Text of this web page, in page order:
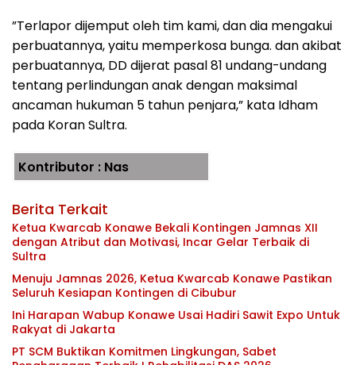
”Terlapor dijemput oleh tim kami, dan dia mengakui
perbuatannya, yaitu memperkosa bunga. dan akibat
perbuatannya, DD dijerat pasal 81 undang-undang
tentang perlindungan anak dengan maksimal
ancaman hukuman 5 tahun penjara,” kata Idham
pada Koran Sultra.
Kontributor : Nas
Berita Terkait
Ketua Kwarcab Konawe Bekali Kontingen Jamnas XII
dengan Atribut dan Motivasi, Incar Gelar Terbaik di
Sultra
Menuju Jamnas 2026, Ketua Kwarcab Konawe Pastikan
Seluruh Kesiapan Kontingen di Cibubur
Ini Harapan Wabup Konawe Usai Hadiri Sawit Expo Untuk
Rakyat di Jakarta
PT SCM Buktikan Komitmen Lingkungan, Sabet